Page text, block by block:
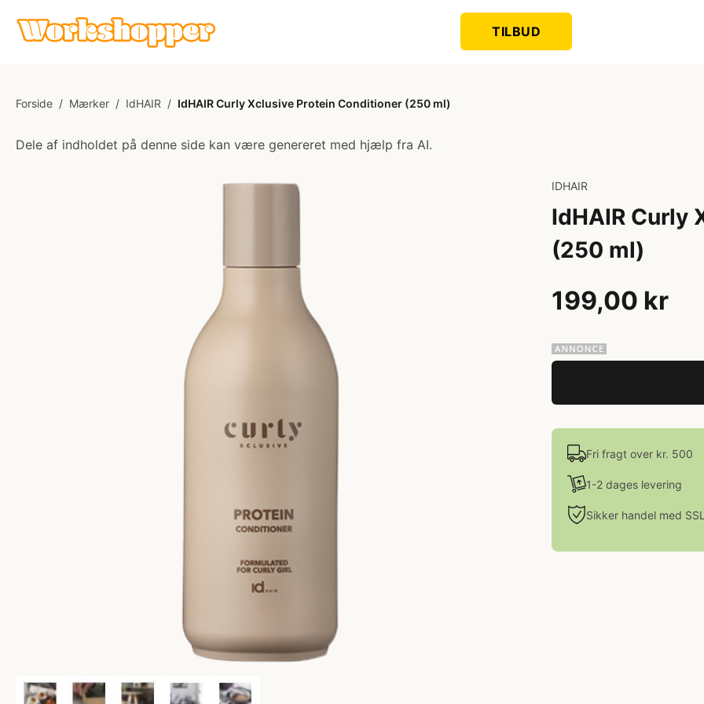
TILBUD
Forside / Mærker / IdHAIR / IdHAIR Curly Xclusive Protein Conditioner (250 ml)
Dele af indholdet på denne side kan være genereret med hjælp fra AI.
IDHAIR
IdHAIR Curly
(250 ml)
199,00 kr
Fri fragt over kr. 500
1-2 dages levering
Sikker handel med SSL